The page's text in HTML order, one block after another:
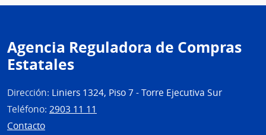
Agencia Reguladora de Compras
Estatales
Dirección: Liniers 1324, Piso 7 - Torre Ejecutiva Sur
Teléfono: 2903 11 11
Contacto